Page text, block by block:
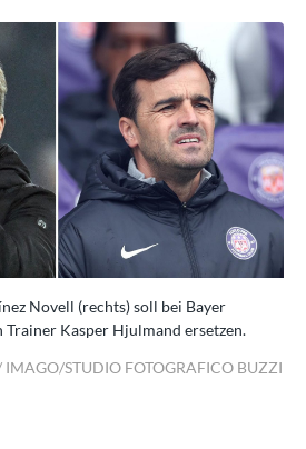
Novell (rechts) soll bei Bayer
Trainer Kasper Hjulmand ersetzen.
STUDIO FOTOGRAFICO BUZZI